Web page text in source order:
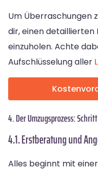
Um Überraschungen
dir, einen
einzuholen. Achte
Aufschlüsselung aller
4. Der Umzugsprozess:
4.1. Erstberatung und
Alles beginnt mit